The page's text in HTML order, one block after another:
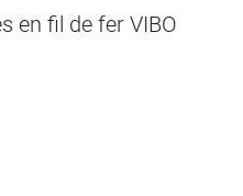
en fil de fer VIBO